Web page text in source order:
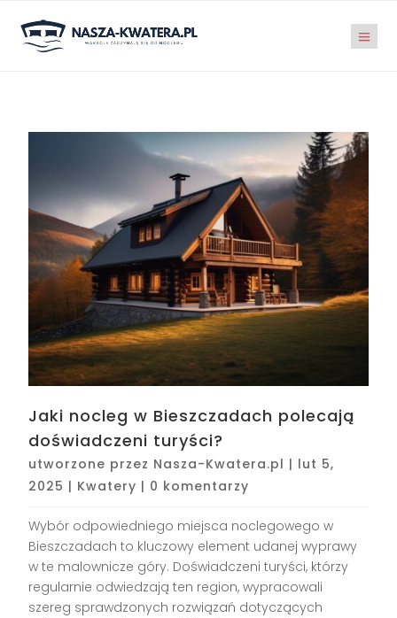
Jaki nocleg w Bieszczadach polecają
doświadczeni turyści?
utworzone przez Nasza-Kwatera.pl | lut 5,
2025 | Kwatery | 0 komentarzy
Wybór odpowiedniego miejsca noclegowego w
Bieszczadach to kluczowy element udanej wyprawy
w te malownicze góry. Doświadczeni turyści, którzy
regularnie odwiedzają ten region, wypracowali
szereg sprawdzonych rozwiązań dotyczących